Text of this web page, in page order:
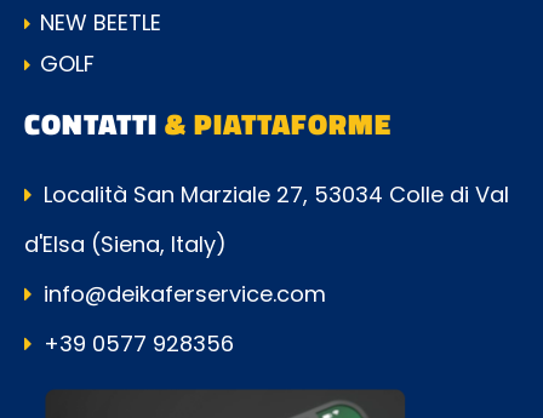
NEW BEETLE
GOLF
CONTATTI& PIATTAFORME
Località San Marziale 27, 53034 Colle di Val
d'Elsa (Siena, Italy)
info@deikaferservice.com
+39 0577 928356